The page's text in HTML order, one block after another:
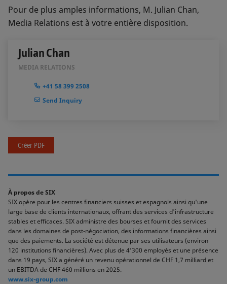
Pour de plus amples informations, M. Julian Chan,
Media Relations est à votre entière disposition.
Julian Chan
MEDIA RELATIONS
+41 58 399 2508
Send Inquiry
Créer PDF
À propos de SIX
SIX opère pour les centres financiers suisses et espagnols ainsi qu'une
large base de clients internationaux, offrant des services d'infrastructure
stables et efficaces. SIX administre des bourses et fournit des services
dans les domaines de post-négociation, des informations financières ainsi
que des paiements. La société est détenue par ses utilisateurs (environ
120 institutions financières). Avec plus de 4’300 employés et une présence
dans 19 pays, SIX a généré un revenu opérationnel de CHF 1,7 milliard et
un EBITDA de CHF 460 millions en 2025.
www.six-group.com